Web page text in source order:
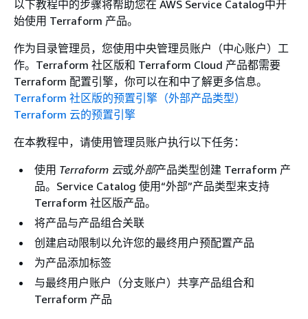
以下教程中的步骤将帮助您在 AWS Service Catalog中开
始使用 Terraform 产品。
作为目录管理员，您使用中央管理员账户（中心账户）工
作。Terraform 社区版和 Terraform Cloud 产品都需要
Terraform 配置引擎，你可以在和中了解更多信息。
Terraform 社区版的预置引擎（外部产品类型）
Terraform 云的预置引擎
在本教程中，请使用管理员账户执行以下任务：
使用 Terraform 云或外部产品类型创建 Terraform 产
品。Service Catalog 使用“外部”产品类型来支持
Terraform 社区版产品。
将产品与产品组合关联
创建启动限制以允许您的最终用户预配置产品
为产品添加标签
与最终用户账户（分支账户）共享产品组合和
Terraform 产品